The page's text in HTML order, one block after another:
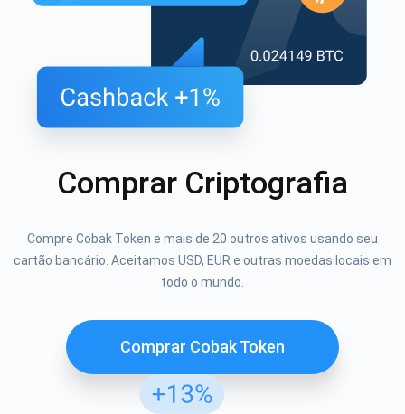
Comprar Criptografia
Compre Cobak Token e mais de 20 outros ativos usando seu
cartão bancário. Aceitamos USD, EUR e outras moedas locais em
todo o mundo.
Comprar Cobak Token